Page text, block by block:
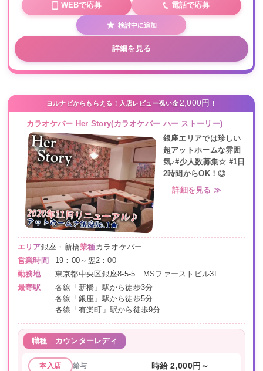
WEBで応募 電話で応募
検討中に追加
詳細を見る
ヨルナビからもらえる！入店レビュー祝い金2,000円 ！
カラオケバー Her Story(カラオケバー ハー ストーリー)
銀座エリアでは珍しい
超アットホームな雰囲
気♪#少人数募集☆ #1日
2時間からOK！◎
詳細を見る ≫
エリア銀座・新橋業種カラオケバー
営業時間
19：00～翌2：00
勤務地
東京都中央区銀座8-5-5 MSファーストビル3F
最寄駅
各線「新橋」駅から徒歩3分
各線「銀座」駅から徒歩5分
各線「有楽町」駅から徒歩9分
職種 カウンターレディ
本入店 給与 時給 2,000円～